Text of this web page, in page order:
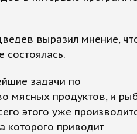
выразил мнение,
задачи по
мясных продуктов, и
этого уже
которого приводит